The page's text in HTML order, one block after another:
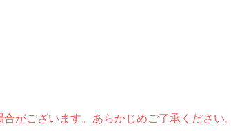
がございます。あらかじめご了承ください。